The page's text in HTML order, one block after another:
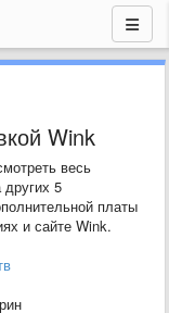
Wink
весь
других 5
платы
и сайте Wink.